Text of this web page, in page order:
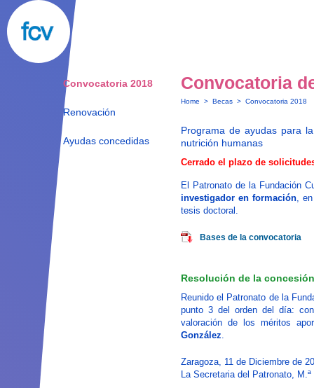
Convocatoria 2018
Renovación
Ayudas concedidas
Convocatoria
Home > Becas > Convocatoria 2018
Programa de ayudas para
nutrición humanas
Cerrado el plazo de
El Patronato de la Fundación
investigador en formación, en
tesis doctoral.
Bases de la convocatoria
Resolución de la concesión
Reunido el Patronato de la
punto 3 del orden del día:
valoración de los méritos
González.
Zaragoza, 11 de Diciembre de
La Secretaria del Patronato,